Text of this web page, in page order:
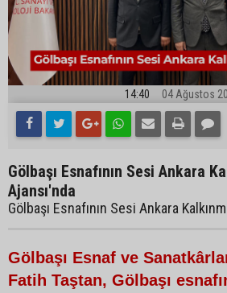
14:40 04 Ağustos
Gölbaşı Esnafının Sesi Ankara
Ajansı'nda
Gölbaşı Esnafının Sesi Ankara
Gölbaşı Esnaf ve
Fatih Taştan, Gölbaşı